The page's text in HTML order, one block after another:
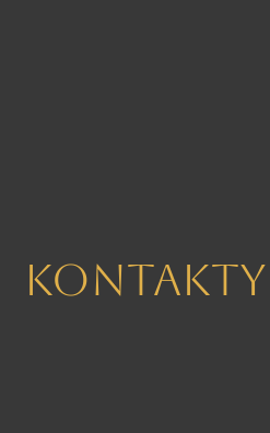
Kontakty